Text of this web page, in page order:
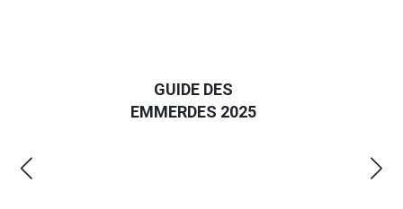
GUIDE DES
EMMERDES 2025